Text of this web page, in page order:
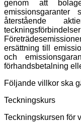
genom att
återstående
ersättning till
och
förhandsbetalning
Följande villkor ska
Teckningskurs
Teckningskursen för